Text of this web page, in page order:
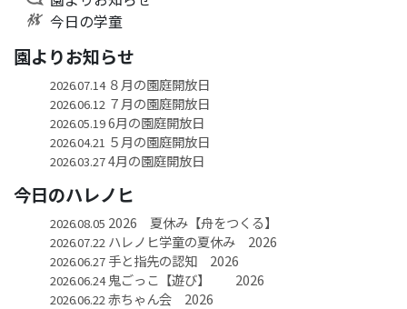
今日の学童
園よりお知らせ
2026.07.14８月の園庭開放日
2026.06.12 ７月の園庭開放日
2026.05.196月の園庭開放日
2026.04.21 ５月の園庭開放日
2026.03.274月の園庭開放日
今日のハレノヒ
2026.08.05 2026 夏休み【舟をつくる】
2026.07.22 ハレノヒ学童の夏休み 2026
2026.06.27手と指先の認知 2026
2026.06.24鬼ごっこ【遊び】 2026
2026.06.22 赤ちゃん会 2026